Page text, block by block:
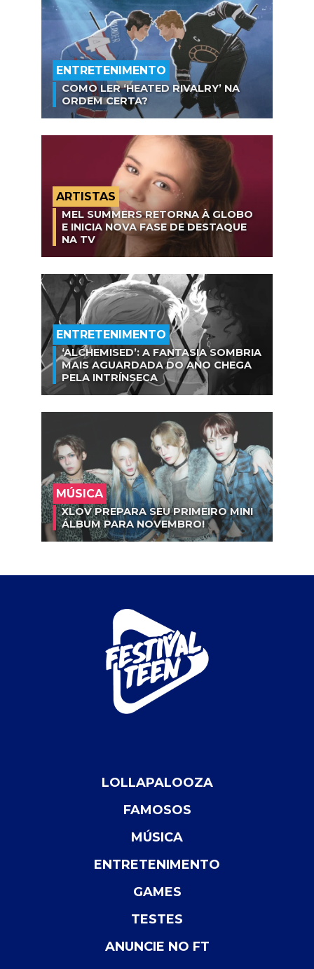
ENTRETENIMENTO
COMO LER ‘HEATED RIVALRY’ NA
ORDEM CERTA?
ARTISTAS
MEL SUMMERS RETORNA À GLOBO
E INICIA NOVA FASE DE DESTAQUE
NA TV
ENTRETENIMENTO
‘ALCHEMISED’: A FANTASIA SOMBRIA
MAIS AGUARDADA DO ANO CHEGA
PELA INTRÍNSECA
MÚSICA
XLOV PREPARA SEU PRIMEIRO MINI
ÁLBUM PARA NOVEMBRO!
LOLLAPALOOZA
FAMOSOS
MÚSICA
ENTRETENIMENTO
GAMES
TESTES
ANUNCIE NO FT